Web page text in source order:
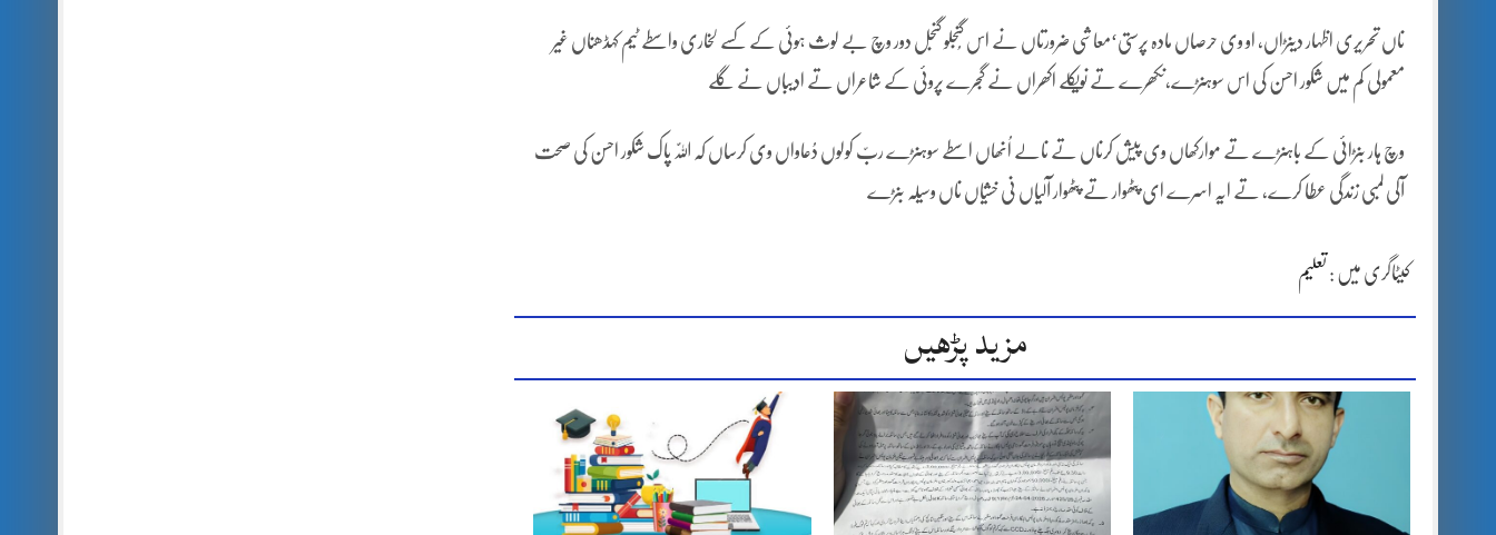
ناں تحریری اظہار دینڑاں، او وی حرصاں مادہ پرستی‘معاشی ضرورتاں نے اس گُنجلو گنجل دور وچ بے لوث ہوئی کے کسے لخاری واسطے ٹیم کہڈھناں غیر
معمولی کم میں شکور احسن کی اس سوہنڑے،نکھرے تے نویکلے اکھراں نے گجرے پروئی کے شاعراں تے ادیباں نے گلے
وچ ہار بنڑائی کے باہنڑے تے موارکھاں وی پیش کرناں تے نالے اُنھاں اسطے سوہنڑے ربّ کولوں دُعاواں وی کرساں کہ اللّٰہ پاک شکور احسن کی صحت
آلی لمبی زندگی عطا کرے، تے ایہ اسرے ای پٹھوار تے پٹھوار آلیاں نی خشیاں ناں وسیلہ بنڑے
کیٹاگری میں : تعلیم
مزید پڑھیں